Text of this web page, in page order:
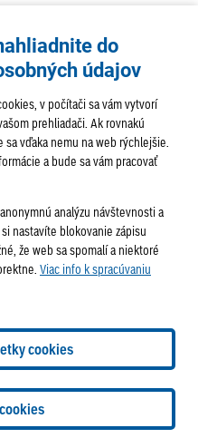
SAMOSPRÁVA
Doručovanie
inzercie
Tvorba web stránok a
s r.o.
do
údajov
v počítači sa vám vytvorí
prehliadači. Ak rovnakú
vďaka nemu na web rýchlejšie.
a bude sa vám pracovať
analýzu návštevnosti a
nastavíte blokovanie zápisu
že web sa spomalí a niektoré
Viac info k spracúvaniu
cookies